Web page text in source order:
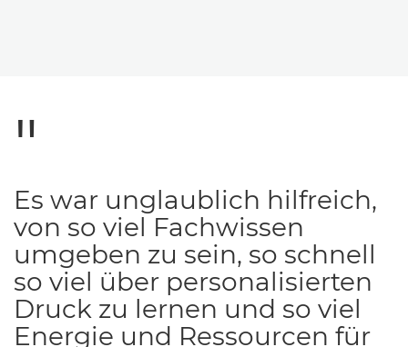
Es war unglaublich hilfreich,
von so viel Fachwissen
umgeben zu sein, so schnell
so viel über personalisierten
Druck zu lernen und so viel
Energie und Ressourcen für